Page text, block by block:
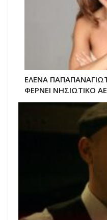
ΕΛΕΝΑ
ΦΕΡΝΕΙ ΝΗΣΙΩΤΙΚΟ